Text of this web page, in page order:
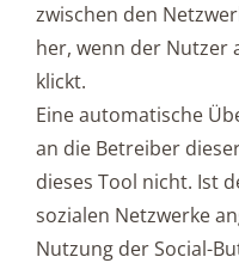
zwischen den
her, wenn der Nutzer
klickt.
Eine automatische
an die Betreiber
dieses Tool nicht. Ist
sozialen Netzwerke
Nutzung der Social-